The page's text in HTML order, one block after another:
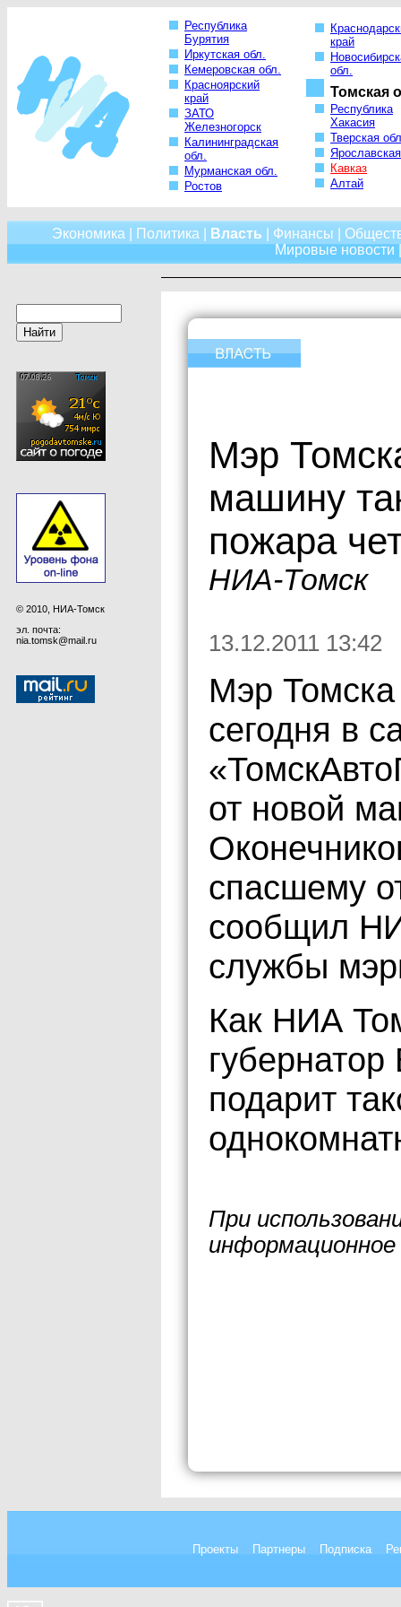
Республика
Бурятия
Иркутская обл.
Кемеровская обл.
Красноярский
край
ЗАТО
Железногорск
Калининградская
обл.
Мурманская обл.
Ростов
край
обл.
Томская
Республика
Хакасия
Тверская
Кавказ
Алтай
Экономика Политика Власть Финансы
Мировые новости
© 2010, НИА-Томск
эл. почта:
nia.tomsk@mail.ru
Мэр
машину
пожара
НИА-Томск
13.12.2011 13:42
Мэр
сегодня в
от новой
спасшему
сообщил
службы
Как НИА
губернатор
подарит
При
Проекты Партнеры Подписка